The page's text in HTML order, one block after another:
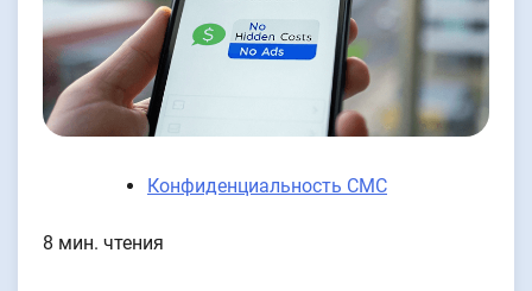
Конфиденциальность СМС
8 мин. чтения